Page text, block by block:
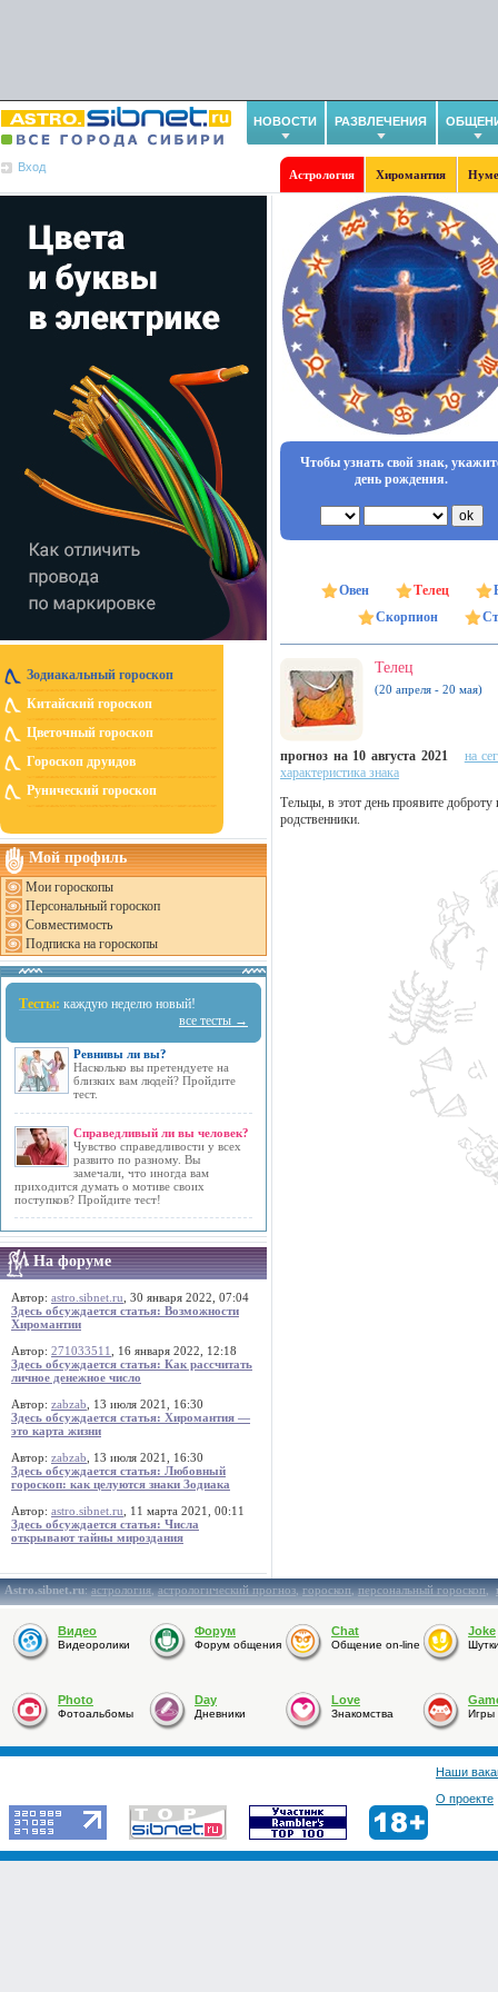
НОВОСТИ РАЗВЛЕЧЕНИЯ
Вход
Астрология Хиромантия
Зодиакальный гороскоп
Китайский гороскоп
Цветочный гороскоп
Гороскоп друидов
Рунический гороскоп
Мой профиль
Мои гороскопы
Персональный гороскоп
Совместимость
Подписка на гороскопы
Тесты: каждую неделю новый!
все тесты →
Ревнивы ли вы?
Насколько вы претендуете на
близких вам людей? Пройдите
тест.
Справедливый ли вы человек?
Чувство справедливости у всех
развито по разному. Вы
замечали, что иногда вам
приходится думать о мотиве своих
поступков? Пройдите тест!
На форуме
Автор: astro.sibnet.ru , 30 января 2022, 07:04
Здесь обсуждается статья: Возможности
Хиромантии
Автор: 271033511
, 16 января 2022, 12:18
Здесь обсуждается статья: Как рассчитать
личное денежное число
Автор: zabzab , 13 июля 2021, 16:30
Здесь обсуждается статья: Хиромантия —
это карта жизни
Автор: zabzab , 13 июля 2021, 16:30
Здесь обсуждается статья: Любовный
гороскоп: как целуются знаки Зодиака
Автор: astro.sibnet.ru , 11 марта 2021, 00:11
Здесь обсуждается статья: Числа
открывают тайны мироздания
Чтобы узнать свой знак,
день рождения.
Овен Телец
Скорпион
Телец
(20 апреля - 20 мая)
прогноз на 10 августа 2021
на
характеристика знака
Тельцы, в этот день проявите
родственники.
Astro.sibnet.ru:астрология,астрологический прогноз,гороскоп,персональный гороскоп,
Видео
Видеоролики
Форум
Форум общения
Chat
Общение on-line
Joke
Photo
Фотоальбомы
Day
Дневники
Love
Знакомства Игры
Наши
О проекте